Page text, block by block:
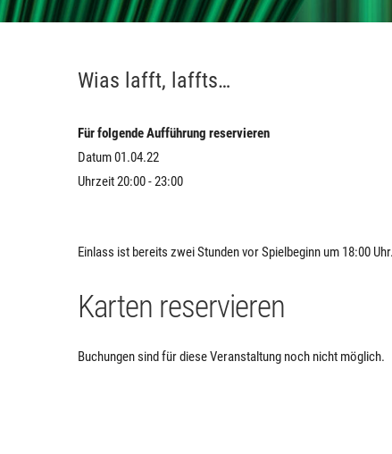
Wias lafft, laffts…
Für folgende Aufführung reservieren
Datum 01.04.22
Uhrzeit 20:00 - 23:00
Einlass ist bereits zwei Stunden vor Spielbeginn um 18:00 Uhr.
Karten reservieren
Buchungen sind für diese Veranstaltung noch nicht möglich.